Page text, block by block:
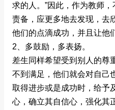
求的人。”因此，作为教师，
责备，应更多地去发现，去
他们的点滴成功，并且让他
2、多鼓励，多表扬。
差生同样希望受到别人的尊
不到满足，他们就会对自己
取得进步或是成功时，给予
心，确立其自信心，强化其